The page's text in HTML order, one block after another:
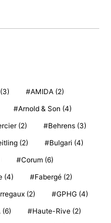
(3) AMIDA (2)
Arnold & Son (4)
(2) Behrens (3)
(2) Bulgari (4)
Corum (6)
(4) Fabergé (2)
(2) GPHG (4)
(6) Haute-Rive (2)